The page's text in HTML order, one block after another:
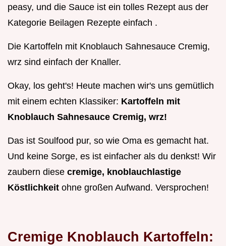
peasy, und die Sauce ist ein tolles Rezept aus der
Kategorie Beilagen Rezepte einfach .
Die Kartoffeln mit Knoblauch Sahnesauce Cremig,
wrz sind einfach der Knaller.
Okay, los geht's! Heute machen wir's uns gemütlich
mit einem echten Klassiker: Kartoffeln mit
Knoblauch Sahnesauce Cremig, wrz!
Das ist Soulfood pur, so wie Oma es gemacht hat.
Und keine Sorge, es ist einfacher als du denkst! Wir
zaubern diese cremige, knoblauchlastige
Köstlichkeit ohne großen Aufwand. Versprochen!
Cremige Knoblauch Kartoffeln: